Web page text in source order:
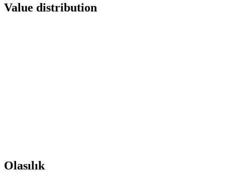
Value distribution
Olasılık